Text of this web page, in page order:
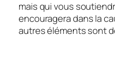
mais qui vous
encouragera dans la
autres éléments sont